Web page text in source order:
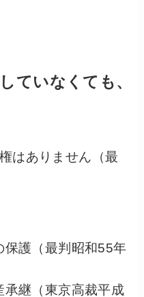
ていなくても、
はありません（最
保護（最判昭和55年
承継（東京高裁平成